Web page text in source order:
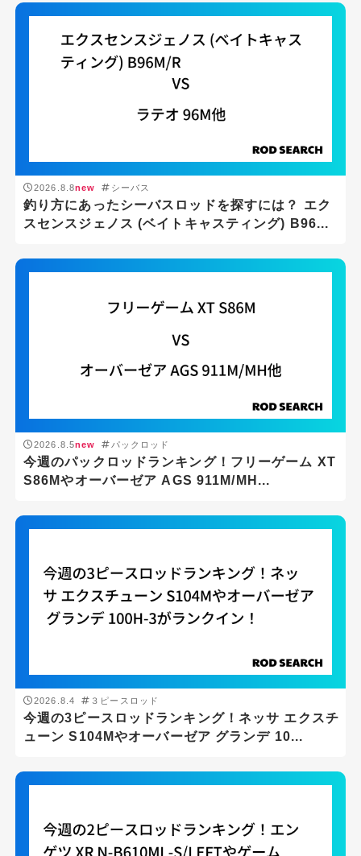
2026.8.8new シーバス
釣り方にあったシーバスロッドを探すには？ エク
スセンスジェノス (ベイトキャスティング) B96...
2026.8.5new パックロッド
今週のパックロッドランキング！フリーゲーム XT
S86Mやオーバーゼア AGS 911M/MH...
2026.8.4 ３ピースロッド
今週の3ピースロッドランキング！ネッサ エクスチ
ューン S104Mやオーバーゼア グランデ 10...